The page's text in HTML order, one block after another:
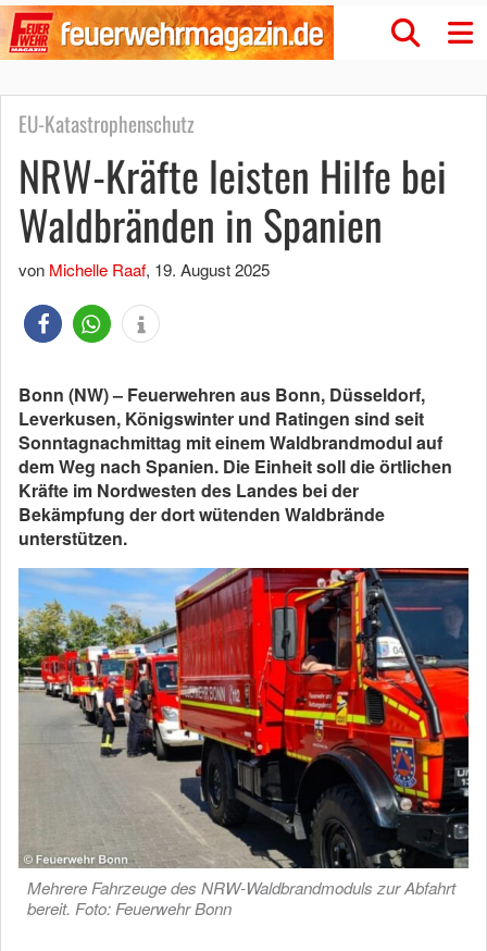
EU-Katastrophenschutz
NRW-Kräfte leisten Hilfe bei
Waldbränden in Spanien
von Michelle Raaf, 19. August 2025
Bonn (NW) – Feuerwehren aus Bonn, Düsseldorf,
Leverkusen, Königswinter und Ratingen sind seit
Sonntagnachmittag mit einem Waldbrandmodul auf
dem Weg nach Spanien. Die Einheit soll die örtlichen
Kräfte im Nordwesten des Landes bei der
Bekämpfung der dort wütenden Waldbrände
unterstützen.
Mehrere Fahrzeuge des NRW-Waldbrandmoduls zur Abfahrt
bereit. Foto: Feuerwehr Bonn